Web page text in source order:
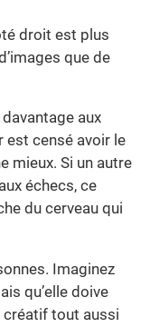
droit est plus
que de
aux
est censé avoir le
mieux. Si un autre
échecs, ce
du cerveau qui
Imaginez
qu’elle doive
créatif tout aussi